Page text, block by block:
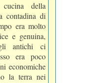
della
contadina di
era molto
e genuina,
antichi ci
era poco
economiche
la terra nei